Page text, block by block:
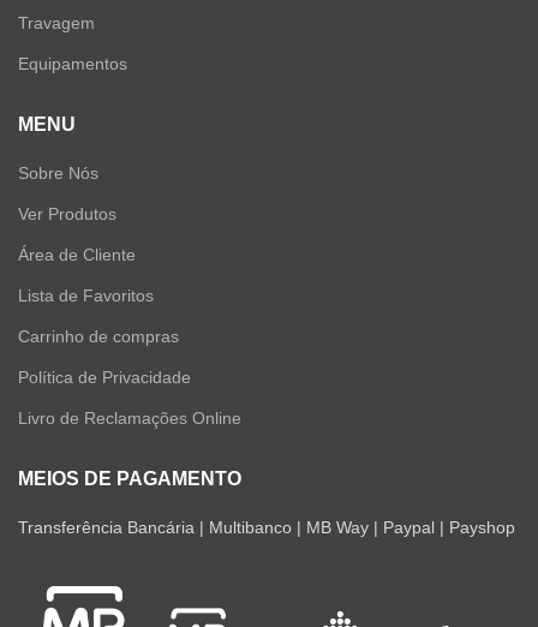
Travagem
Equipamentos
MENU
Sobre Nós
Ver Produtos
Área de Cliente
Lista de Favoritos
Carrinho de compras
Política de Privacidade
Livro de Reclamações Online
MEIOS DE PAGAMENTO
Transferência Bancária | Multibanco | MB Way | Paypal | Payshop